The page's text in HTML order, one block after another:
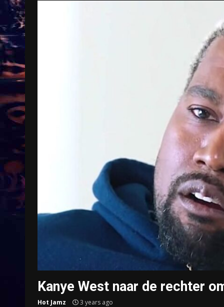
Kanye West naar de rechter
Hot Jamz 3 years ago
Treinkaartjes worden duurder,
abonnementen verdwijnen